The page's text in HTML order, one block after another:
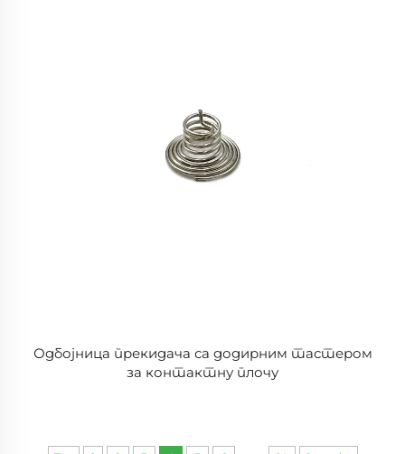
Одбојница прекидача са додирним тастером
за контактну плочу